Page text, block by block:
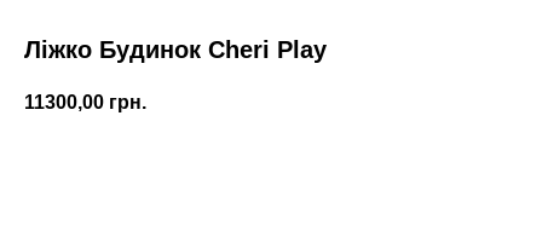
Ліжко Будинок Cheri Play
11300,00 грн.